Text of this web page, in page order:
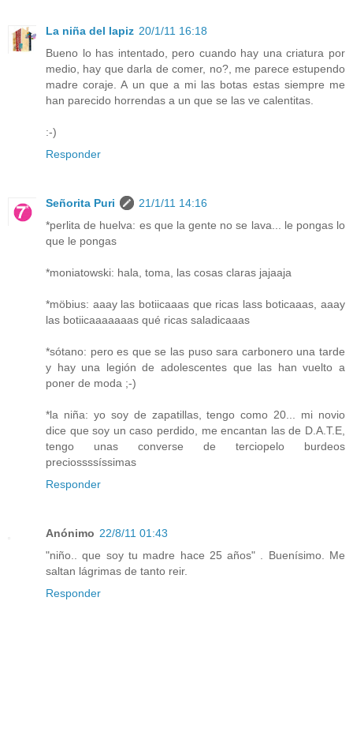
La niña del lapiz 20/1/11 16:18
Bueno lo has intentado, pero cuando hay una criatura por
medio, hay que darla de comer, no?, me parece estupendo
madre coraje. A un que a mi las botas estas siempre me
han parecido horrendas a un que se las ve calentitas.
:-)
Responder
Señorita Puri
21/1/11 14:16
*perlita de huelva: es que la gente no se lava... le pongas lo
que le pongas
*moniatowski: hala, toma, las cosas claras jajaaja
*möbius: aaay las botiicaaas que ricas lass boticaaas, aaay
las botiicaaaaaaas qué ricas saladicaaas
*sótano: pero es que se las puso sara carbonero una tarde
y hay una legión de adolescentes que las han vuelto a
poner de moda ;-)
*la niña: yo soy de zapatillas, tengo como 20... mi novio
dice que soy un caso perdido, me encantan las de D.A.T.E,
tengo unas converse de terciopelo burdeos
preciossssíssimas
Responder
Anónimo 22/8/11 01:43
"niño.. que soy tu madre hace 25 años" . Buenísimo. Me
saltan lágrimas de tanto reir.
Responder